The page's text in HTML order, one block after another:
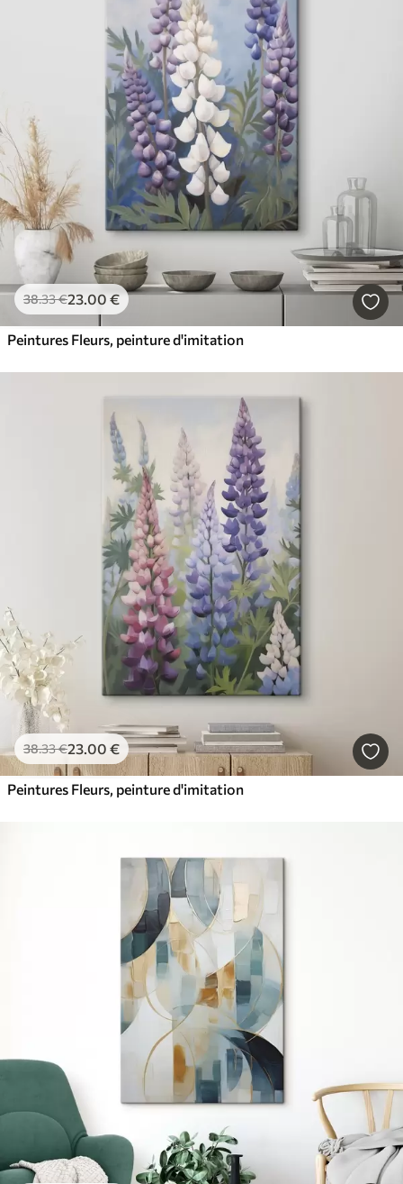
38.33€23.00 €
Peintures Fleurs, peinture d'imitation
38.33€23.00 €
Peintures Fleurs, peinture d'imitation